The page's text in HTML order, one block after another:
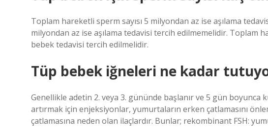
Toplam hareketli sperm sayısı 5 milyondan az ise aşılama
milyondan az ise aşılama tedavisi tercih edilmemelidir. Toplam
bebek tedavisi tercih edilmelidir.
Tüp bebek iğneleri ne kadar
Genellikle adetin 2. veya 3. gününde başlanır ve 5 gün boyunca
artırmak için enjeksiyonlar, yumurtaların erken çatlamasını
çatlamasına neden olan ilaçlardır. Bunlar; rekombinant FSH: